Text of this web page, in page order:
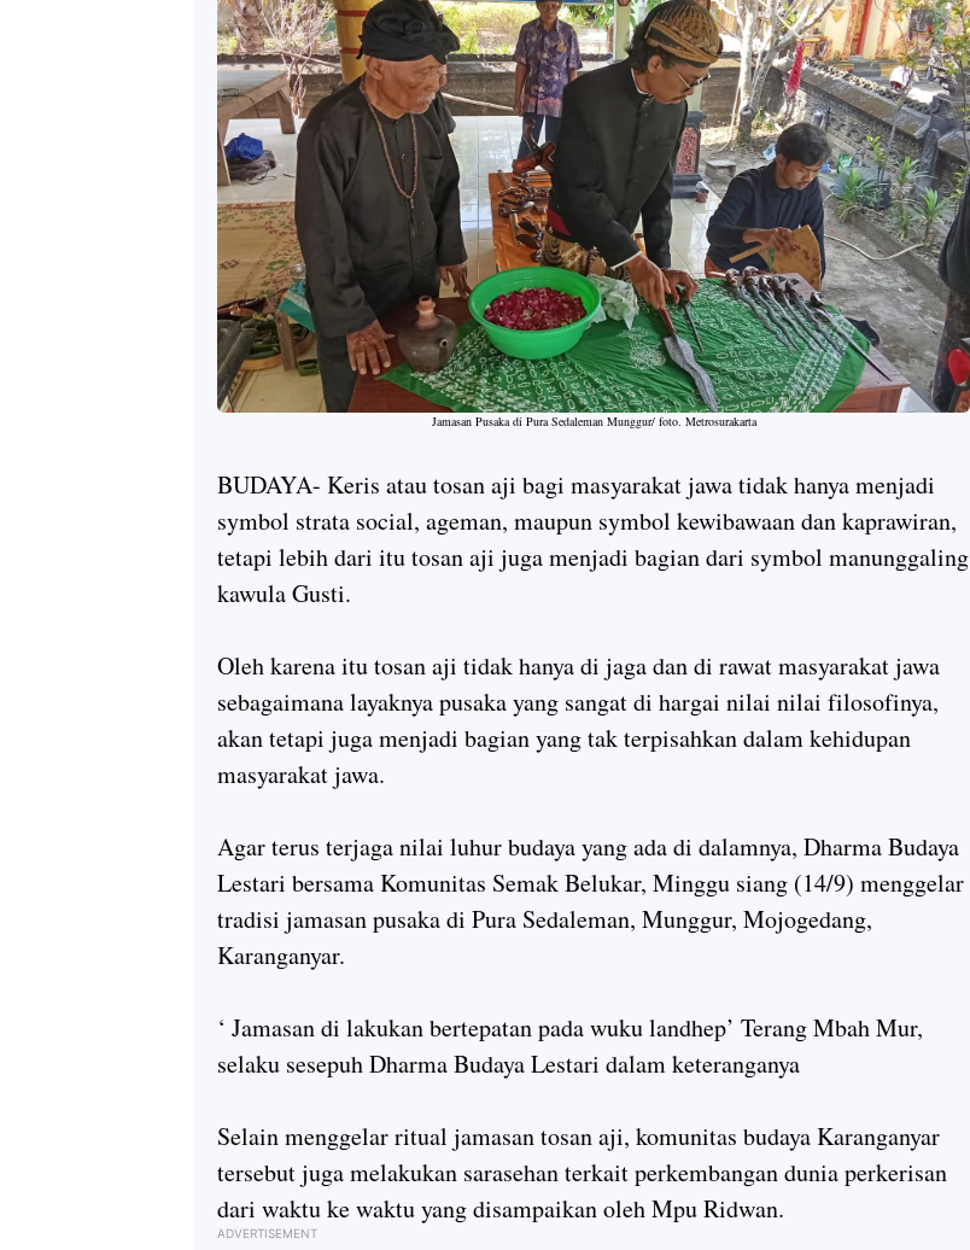
Jamasan Pusaka di Pura Sedaleman Munggur/ foto. Metrosurakarta
BUDAYA- Keris atau tosan aji bagi masyarakat jawa tidak hanya menjadi
symbol strata social, ageman, maupun symbol kewibawaan dan kaprawiran,
tetapi lebih dari itu tosan aji juga menjadi bagian dari symbol manunggaling
kawula Gusti.
Oleh karena itu tosan aji tidak hanya di jaga dan di rawat masyarakat jawa
sebagaimana layaknya pusaka yang sangat di hargai nilai nilai filosofinya,
akan tetapi juga menjadi bagian yang tak terpisahkan dalam kehidupan
masyarakat jawa.
Agar terus terjaga nilai luhur budaya yang ada di dalamnya, Dharma Budaya
Lestari bersama Komunitas Semak Belukar, Minggu siang (14/9) menggelar
tradisi jamasan pusaka di Pura Sedaleman, Munggur, Mojogedang,
Karanganyar.
‘ Jamasan di lakukan bertepatan pada wuku landhep’ Terang Mbah Mur,
selaku sesepuh Dharma Budaya Lestari dalam keteranganya
Selain menggelar ritual jamasan tosan aji, komunitas budaya Karanganyar
tersebut juga melakukan sarasehan terkait perkembangan dunia perkerisan
dari waktu ke waktu yang disampaikan oleh Mpu Ridwan.
ADVERTISEMENT